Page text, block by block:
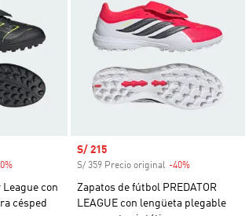
con
césped
Precio de venta
S/ 215
S/ 359 Precio original -40%
Zapatos de fútbol PREDATOR
LEAGUE con lengüeta plegable